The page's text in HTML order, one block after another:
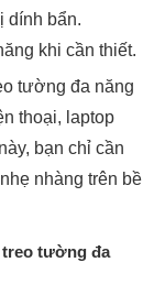
dính bẩn.
khi cần thiết.
tường đa năng
thoại, laptop
bạn chỉ cần
nhàng trên bề
tường đa